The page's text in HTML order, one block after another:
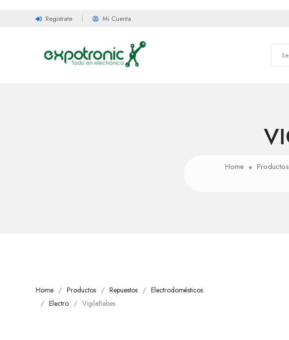
Registrate Mi Cuenta
Home Productos
Home Productos Repuestos
Electrodomésticos
Electro
VigilaBebes